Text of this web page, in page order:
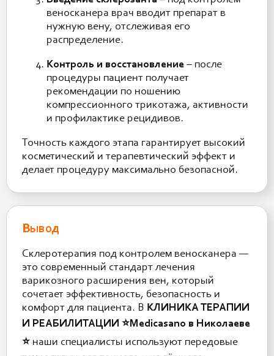
веноскaнера врач вводит препарат в
нужную вену, отслеживая его
распределение.
Контроль и восстановление – после
процедуры пациент получает
рекомендации по ношению
компрессионного трикотажа, активности
и профилактике рецидивов.
Точность каждого этапа гарантирует высокий
косметический и терапевтический эффект и
делает процедуру максимально безопасной.
Вывод
Склеротерапия под контролем веноскaнера —
это современный стандарт лечения
варикозного расширения вен, который
сочетает эффективность, безопасность и
комфорт для пациента. В КЛИНИКА ТЕРАПИИ
И РЕАБИЛИТАЦИИ ⭐️Medicasano в Николаеве
⭐️ наши специалисты используют передовые